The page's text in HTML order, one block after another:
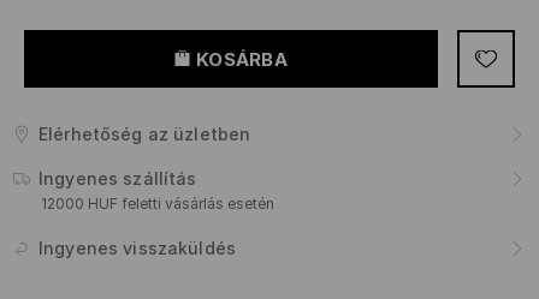
KOSÁRBA
Elérhetőség az üzletben
Ingyenes szállítás
12000 HUF feletti vásárlás esetén
Ingyenes visszaküldés